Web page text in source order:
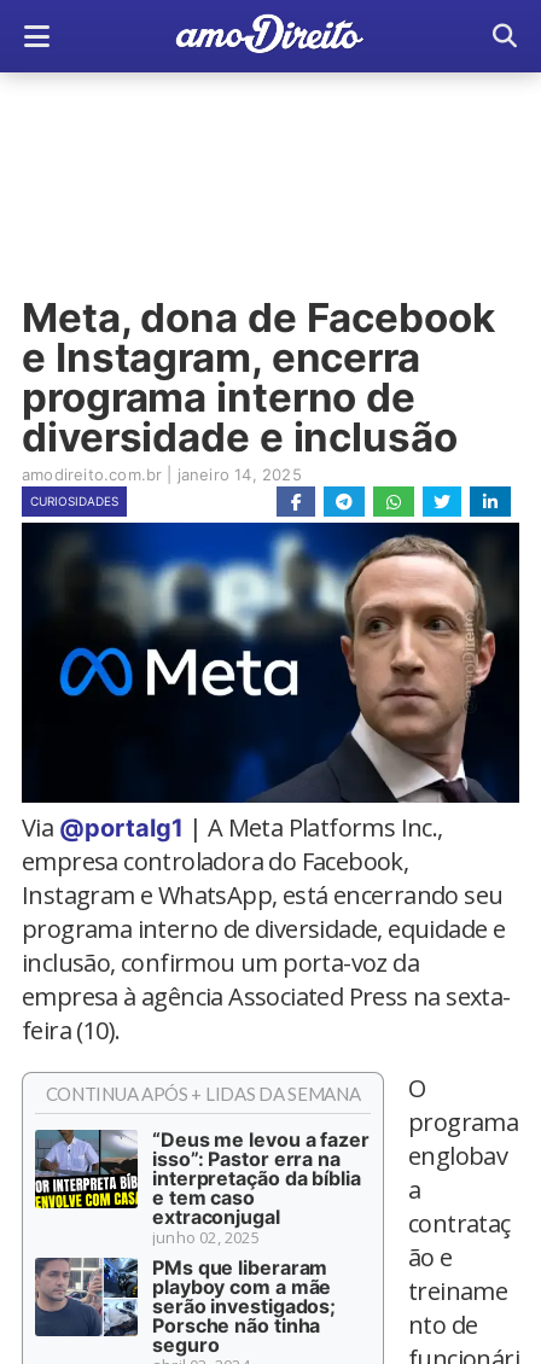
Meta, dona de Facebook
e Instagram, encerra
programa interno de
diversidade e inclusão
amodireito.com.br janeiro 14, 2025
CURIOSIDADES
Via @portalg1 | A Meta Platforms Inc.,
empresa controladora do Facebook,
Instagram e WhatsApp, está encerrando seu
programa interno de diversidade, equidade e
inclusão, confirmou um porta-voz da
empresa à agência Associated Press na sexta-
feira (10).
CONTINUA APÓS + LIDAS DA SEMANA
“Deus me levou a fazer
isso”: Pastor erra na
interpretação da bíblia
e tem caso
extraconjugal
junho 02, 2025
PMs que liberaram
playboy com a mãe
serão investigados;
Porsche não tinha
seguro
O
programa
englobav
a
contrataç
ão e
treiname
nto de